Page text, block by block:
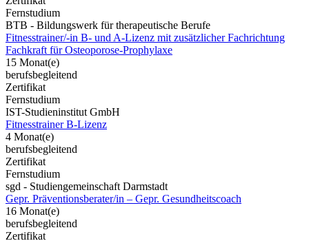
Fernstudium
BTB - Bildungswerk für therapeutische Berufe
Fitnesstrainer/-in B- und A-Lizenz mit zusätzlicher Fachrichtung
Fachkraft für Osteoporose-Prophylaxe
15 Monat(e)
berufsbegleitend
Zertifikat
Fernstudium
IST-Studieninstitut GmbH
Fitnesstrainer B-Lizenz
4 Monat(e)
berufsbegleitend
Zertifikat
Fernstudium
sgd - Studiengemeinschaft Darmstadt
Gepr. Präventionsberater/in – Gepr. Gesundheitscoach
16 Monat(e)
berufsbegleitend
Zertifikat